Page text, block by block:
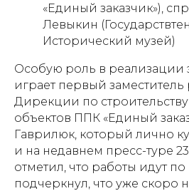
«Единый заказчик»),
Левыкин
Исторический музей)
Особую роль в реализации
играет первый заместитель
Дирекции по
объектов ППК «Единый
Гаврилюк, который лично
и на недавнем пресс-туре
отметил, что работы идут
подчеркнул, что уже скоро